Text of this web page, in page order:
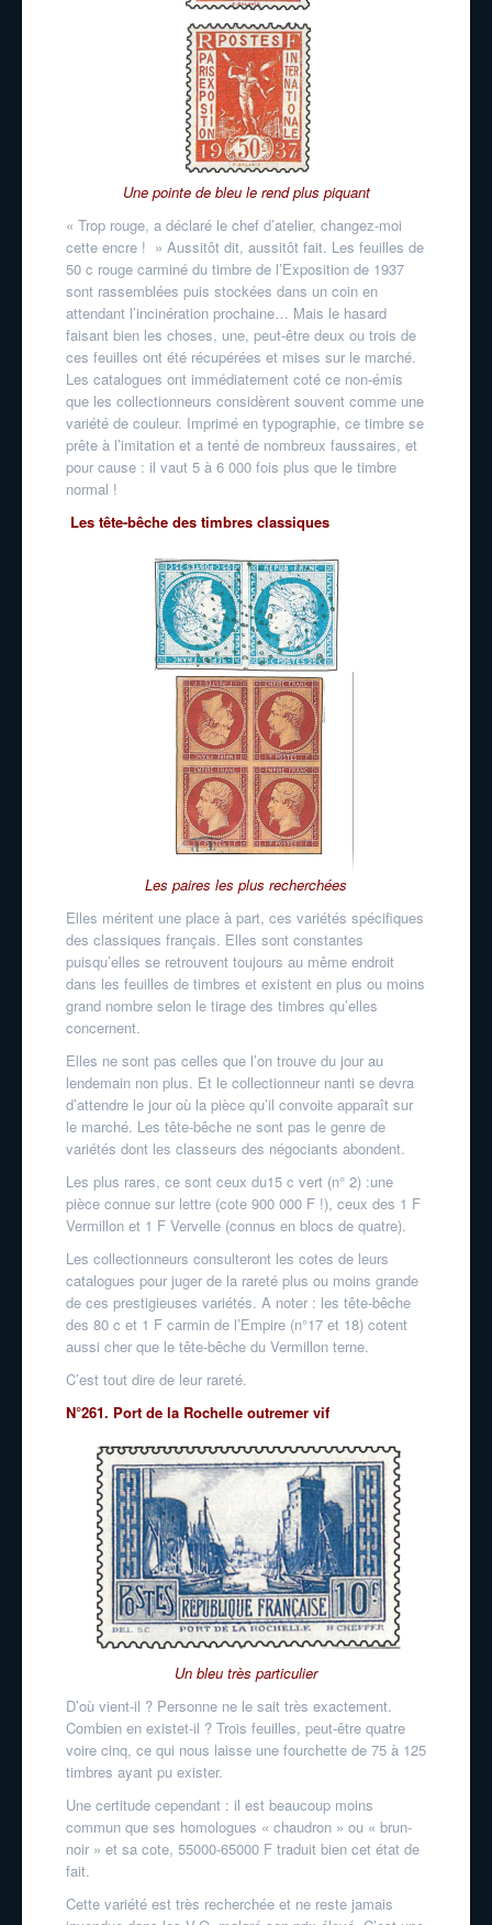
Une pointe de bleu le rend plus piquant
« Trop rouge, a déclaré le chef d’atelier, changez-moi
cette encre ! » Aussitôt dit, aussitôt fait. Les feuilles de
50 c rouge carminé du timbre de l’Exposition de 1937
sont rassemblées puis stockées dans un coin en
attendant l’incinération prochaine… Mais le hasard
faisant bien les choses, une, peut-être deux ou trois de
ces feuilles ont été récupérées et mises sur le marché.
Les catalogues ont immédiatement coté ce non-émis
que les collectionneurs considèrent souvent comme une
variété de couleur. Imprimé en typographie, ce timbre se
prête à l’imitation et a tenté de nombreux faussaires, et
pour cause : il vaut 5 à 6 000 fois plus que le timbre
normal !
Les tête-bêche des timbres classiques
Les paires les plus recherchées
Elles méritent une place à part, ces variétés spécifiques
des classiques français. Elles sont constantes
puisqu’elles se retrouvent toujours au même endroit
dans les feuilles de timbres et existent en plus ou moins
grand nombre selon le tirage des timbres qu’elles
concernent.
Elles ne sont pas celles que l’on trouve du jour au
lendemain non plus. Et le collectionneur nanti se devra
d’attendre le jour où la pièce qu’il convoite apparaît sur
le marché. Les tête-bêche ne sont pas le genre de
variétés dont les classeurs des négociants abondent.
Les plus rares, ce sont ceux du15 c vert (n° 2) :une
pièce connue sur lettre (cote 900 000 F !), ceux des 1 F
Vermillon et 1 F Vervelle (connus en blocs de quatre).
Les collectionneurs consulteront les cotes de leurs
catalogues pour juger de la rareté plus ou moins grande
de ces prestigieuses variétés. A noter : les tête-bêche
des 80 c et 1 F carmin de l’Empire (n°17 et 18) cotent
aussi cher que le tête-bêche du Vermillon terne.
C’est tout dire de leur rareté.
N°261. Port de la Rochelle outremer vif
Un bleu très particulier
D’où vient-il ? Personne ne le sait très exactement.
Combien en existe­t-il ? Trois feuilles, peut-être quatre
voire cinq, ce qui nous laisse une fourchette de 75 à 125
timbres ayant pu exister.
Une certitude cependant : il est beaucoup moins
commun que ses homologues « chaudron » ou « brun­
noir » et sa cote, 55000-65000 F traduit bien cet état de
fait.
Cette variété est très recherchée et ne reste jamais